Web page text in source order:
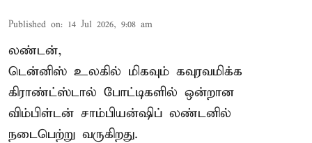
Published on: 14 Jul 2026, 9:08 am
லண்டன்,
டென்னிஸ் உலகில் மிகவும் கவுரவமிக்க
கிராண்ட்ஸ்டால் போட்டிகளில் ஒன்றான
விம்பிள்டன் சாம்பியன்ஷிப் லண்டனில்
நடைபெற்று வருகிறது.